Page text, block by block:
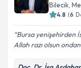
Bilecik,
4.8 (6
Bursa yenişehirden
Allah razı olsun